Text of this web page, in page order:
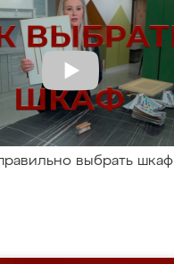
выбрать шкаф